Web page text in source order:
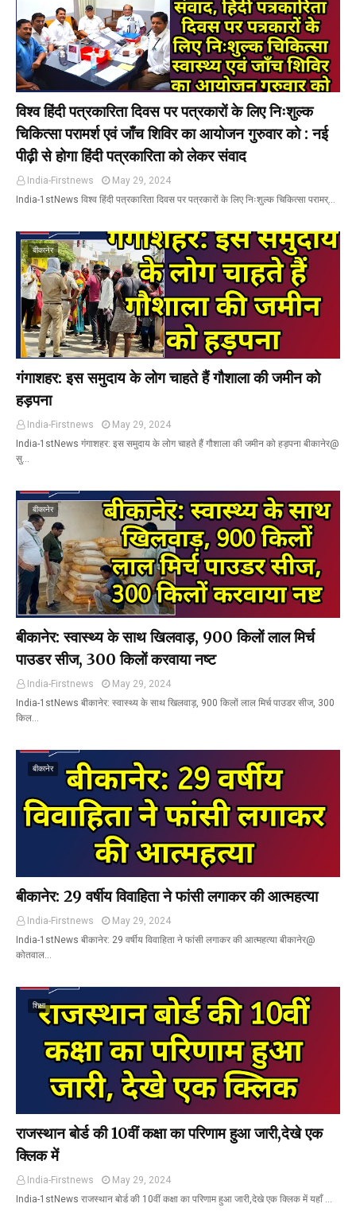
विश्व हिंदी पत्रकारिता दिवस पर पत्रकारों के लिए निःशुल्क
चिकित्सा परामर्श एवं जाँच शिविर का आयोजन गुरुवार को : नई
पीढ़ी से होगा हिंदी पत्रकारिता को लेकर संवाद
India-Firstnews
May 29, 2024
India-1stNews विश्व हिंदी पत्रकारिता दिवस पर पत्रकारों के लिए निःशुल्क चिकित्सा परामर्…
बीकानेर
गंगाशहर: इस समुदाय के लोग चाहते हैं गौशाला की जमीन को
हड़पना
India-Firstnews
May 29, 2024
India-1stNews गंगाशहर: इस समुदाय के लोग चाहते हैं गौशाला की जमीन को हड़पना बीकानेर@
सु…
बीकानेर
बीकानेर: स्वास्थ्य के साथ खिलवाड़, 900 किलों लाल मिर्च
पाउडर सीज, 300 किलों करवाया नष्ट
India-Firstnews
May 29, 2024
India-1stNews बीकानेर: स्वास्थ्य के साथ खिलवाड़, 900 किलों लाल मिर्च पाउडर सीज, 300
किल…
बीकानेर
बीकानेर: 29 वर्षीय विवाहिता ने फांसी लगाकर की आत्महत्या
India-Firstnews
May 29, 2024
India-1stNews बीकानेर: 29 वर्षीय विवाहिता ने फांसी लगाकर की आत्महत्या बीकानेर@
कोतवाल…
शिक्षा
राजस्थान बोर्ड की 10वीं कक्षा का परिणाम हुआ जारी,देखे एक
क्लिक में
India-Firstnews
May 29, 2024
India-1stNews राजस्थान बोर्ड की 10वीं कक्षा का परिणाम हुआ जारी,देखे एक क्लिक में यहाँ …